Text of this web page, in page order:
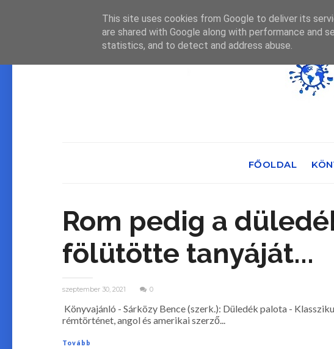
FŐOLDAL
Rom pedig a
fölütötte tanyáját...
szeptember 30, 2021 0
Könyvajánló - Sárközy Bence (szerk.): Düledék palota -
rémtörténet, angol és amerikai szerző...
Tovább
This site uses cookies from Google to deliver its
are shared with Google along with performance and
statistics, and to detect and address abuse.